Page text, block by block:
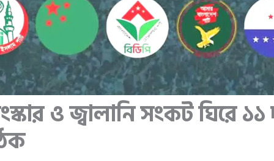
ও জ্বালানি সংকট ঘিরে